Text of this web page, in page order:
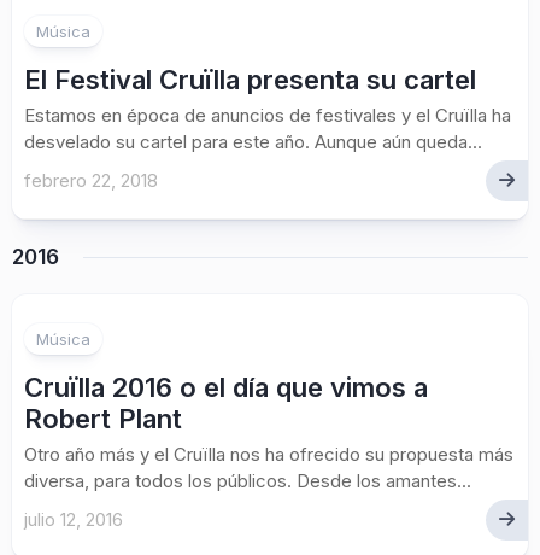
Música
El Festival Cruïlla presenta su cartel
Estamos en época de anuncios de festivales y el Cruïlla ha
desvelado su cartel para este año. Aunque aún queda...
febrero 22, 2018
2016
Música
Cruïlla 2016 o el día que vimos a
Robert Plant
Otro año más y el Cruïlla nos ha ofrecido su propuesta más
diversa, para todos los públicos. Desde los amantes...
julio 12, 2016